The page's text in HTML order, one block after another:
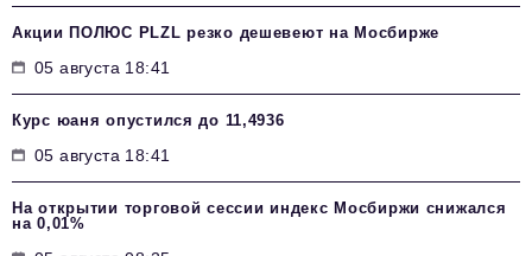
Акции ПОЛЮС PLZL резко дешевеют на Мосбирже
05 августа 18:41
Курс юаня опустился до 11,4936
05 августа 18:41
На открытии торговой сессии индекс Мосбиржи снижался
на 0,01%